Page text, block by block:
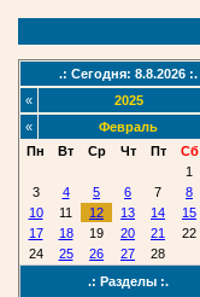
.: Сегодня: 8.8.2026 :.
«
2025
«
Февраль
Пн
Вт Ср Чт Пт Сб
1
3
4 5 6 7 8
10
11 12 13 14 15
17
18 19 20 21 22
24
25 26 27
28
.: Разделы :.